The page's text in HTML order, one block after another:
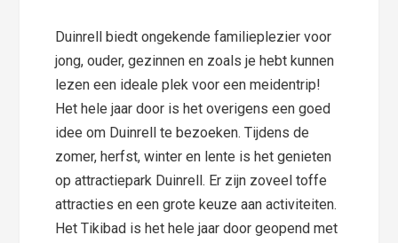
Duinrell biedt ongekende familieplezier voor
jong, ouder, gezinnen en zoals je hebt kunnen
lezen een ideale plek voor een meidentrip!
Het hele jaar door is het overigens een goed
idee om Duinrell te bezoeken. Tijdens de
zomer, herfst, winter en lente is het genieten
op attractiepark Duinrell. Er zijn zoveel toffe
attracties en een grote keuze aan activiteiten.
Het Tikibad is het hele jaar door geopend met